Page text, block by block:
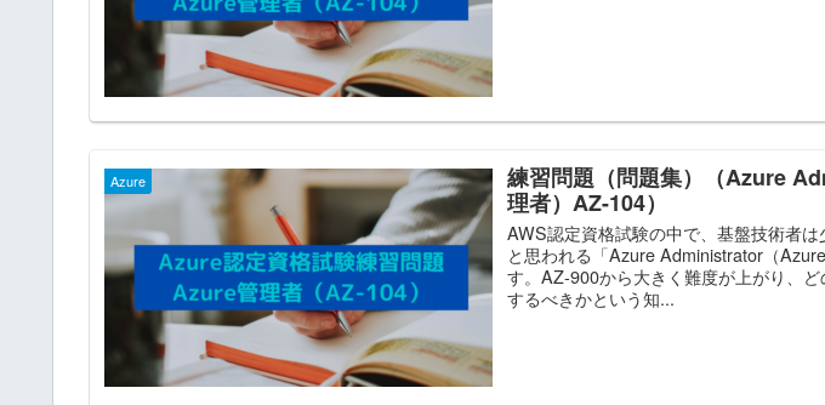
Azure
練習問題（問題集）（Azure
理者）AZ-104）
AWS認定資格試験の中で、基盤技術者
と思われる「Azure Administrator（
す。AZ-900から大きく難度が上がり、
するべきかという知...